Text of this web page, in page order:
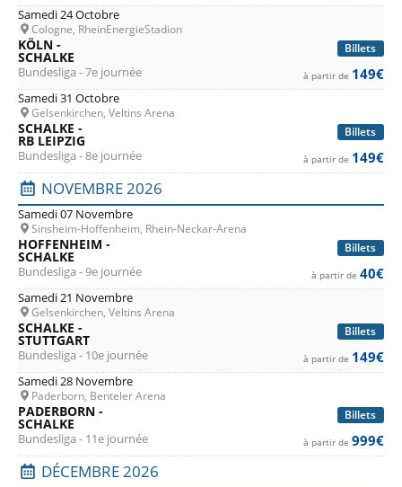
Samedi 24 Octobre
Cologne, RheinEnergieStadion
Billets
KÖLN -
SCHALKE
Bundesliga - 7e journée à partir de 149€
Samedi 31 Octobre
Gelsenkirchen, Veltins Arena
Billets
SCHALKE -
RB LEIPZIG
Bundesliga - 8e journée à partir de 149€
NOVEMBRE 2026
Samedi 07 Novembre
Sinsheim-Hoffenheim, Rhein-Neckar-Arena
Billets
HOFFENHEIM -
SCHALKE
Bundesliga - 9e journée à partir de 40€
Samedi 21 Novembre
Gelsenkirchen, Veltins Arena
Billets
SCHALKE -
STUTTGART
Bundesliga - 10e journée à partir de 149€
Samedi 28 Novembre
Paderborn, Benteler Arena
Billets
PADERBORN -
SCHALKE
Bundesliga - 11e journée à partir de 999€
DÉCEMBRE 2026